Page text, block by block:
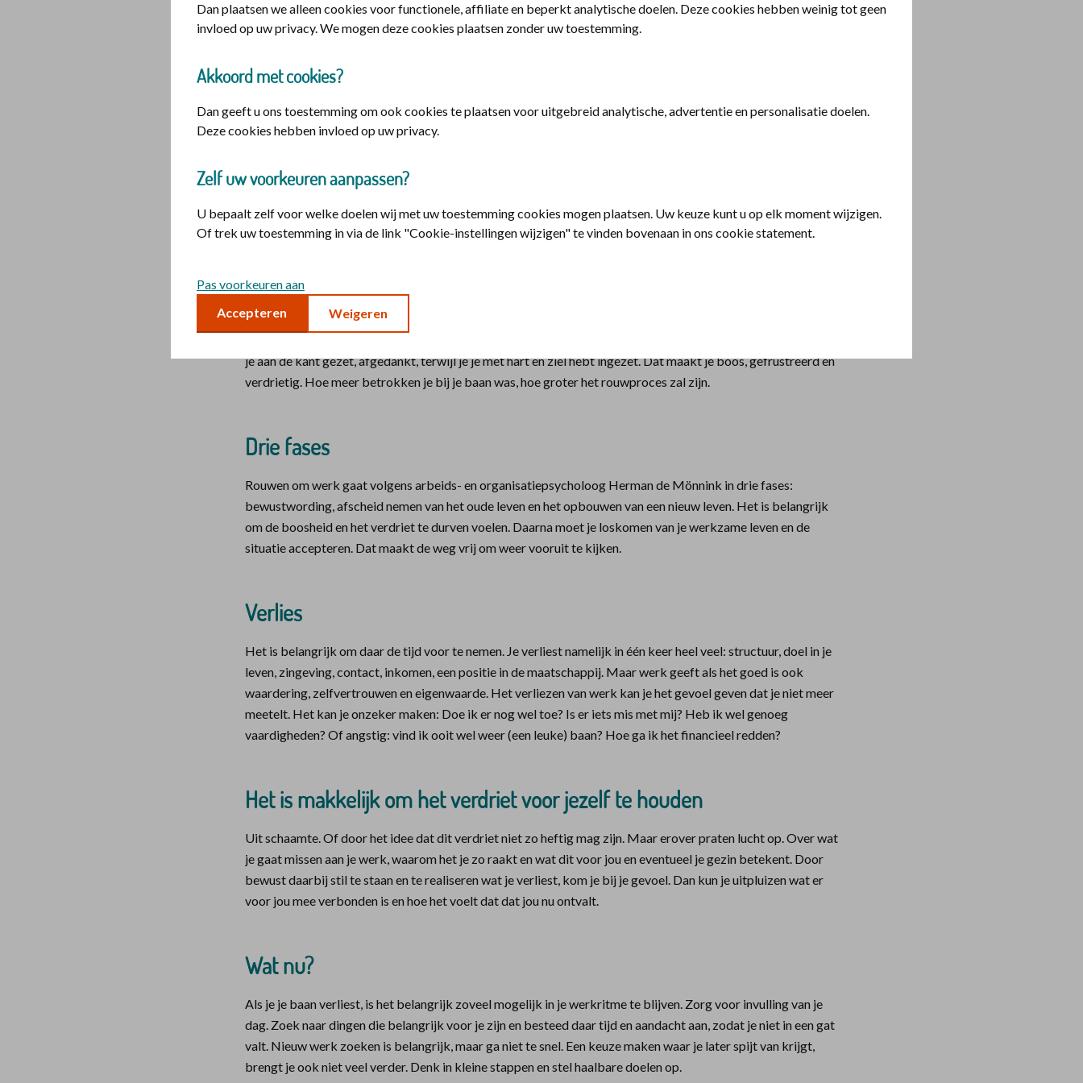
Je werk is onderdeel van je leven
Wat vaak wordt vergeten, is dat werk een groot deel van ons leven uitmaakt en we vaak onze identiteit eraan
je aan de kant gezet, afgedankt, terwijl je je met hart en ziel hebt ingezet. Dat maakt je boos, gefrustreerd en
verdrietig. Hoe meer betrokken je bij je baan was, hoe groter het rouwproces zal zijn.
Drie fases
Rouwen om werk gaat volgens arbeids- en organisatiepsycholoog Herman de Mönnink in drie fases:
bewustwording, afscheid nemen van het oude leven en het opbouwen van een nieuw leven. Het is belangrijk
om de boosheid en het verdriet te durven voelen. Daarna moet je loskomen van je werkzame leven en de
situatie accepteren. Dat maakt de weg vrij om weer vooruit te kijken.
Verlies
Het is belangrijk om daar de tijd voor te nemen. Je verliest namelijk in één keer heel veel: structuur, doel in je
leven, zingeving, contact, inkomen, een positie in de maatschappij. Maar werk geeft als het goed is ook
waardering, zelfvertrouwen en eigenwaarde. Het verliezen van werk kan je het gevoel geven dat je niet meer
meetelt. Het kan je onzeker maken: Doe ik er nog wel toe? Is er iets mis met mij? Heb ik wel genoeg
vaardigheden? Of angstig: vind ik ooit wel weer (een leuke) baan? Hoe ga ik het financieel redden?
Het is makkelijk om het verdriet voor jezelf te houden
Uit schaamte. Of door het idee dat dit verdriet niet zo heftig mag zijn. Maar erover praten lucht op. Over wat
je gaat missen aan je werk, waarom het je zo raakt en wat dit voor jou en eventueel je gezin betekent. Door
bewust daarbij stil te staan en te realiseren wat je verliest, kom je bij je gevoel. Dan kun je uitpluizen wat er
voor jou mee verbonden is en hoe het voelt dat dat jou nu ontvalt.
Wat nu?
Als je je baan verliest, is het belangrijk zoveel mogelijk in je werkritme te blijven. Zorg voor invulling van je
dag. Zoek naar dingen die belangrijk voor je zijn en besteed daar tijd en aandacht aan, zodat je niet in een gat
valt. Nieuw werk zoeken is belangrijk, maar ga niet te snel. Een keuze maken waar je later spijt van krijgt,
brengt je ook niet veel verder. Denk in kleine stappen en stel haalbare doelen op.
Dan plaatsen we alleen cookies voor functionele, affiliate en beperkt analytische doelen. Deze cookies hebben weinig tot geen
invloed op uw privacy. We mogen deze cookies plaatsen zonder uw toestemming.
Akkoord met cookies?
Dan geeft u ons toestemming om ook cookies te plaatsen voor uitgebreid analytische, advertentie en personalisatie doelen.
Deze cookies hebben invloed op uw privacy.
Zelf uw voorkeuren aanpassen?
U bepaalt zelf voor welke doelen wij met uw toestemming cookies mogen plaatsen. Uw keuze kunt u op elk moment wijzigen.
Of trek uw toestemming in via de link "Cookie-instellingen wijzigen" te vinden bovenaan in ons cookie statement.
Pas voorkeuren aan
Accepteren
Weigeren